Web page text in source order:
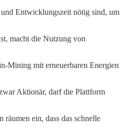
Entwicklungszeit nötig sind, um
macht die Nutzung von
Mining mit erneuerbaren Energien
Aktionär, darf die Plattform
ein, dass das schnelle